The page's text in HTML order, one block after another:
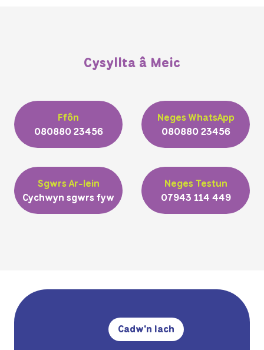
Cysyllta â Meic
Ffôn
080880 23456
Neges WhatsApp
080880 23456
Sgwrs Ar-lein
Cychwyn sgwrs fyw
Neges Testun
07943 114 449
Cadw'n Iach